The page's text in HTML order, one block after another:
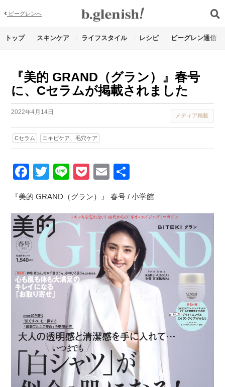
ビーグレンへ
トップ スキンケア ライフスタイル レシピ ビーグレン通信
『美的 GRAND（グラン）』春号
に、Cセラムが掲載されました
2022年4月14日 メディア掲載
Cセラム ニキビケア、毛穴ケア
Facebook
Twitter
LinePocket
Email
『美的 GRAND（グラン）』 春号 / 小学館